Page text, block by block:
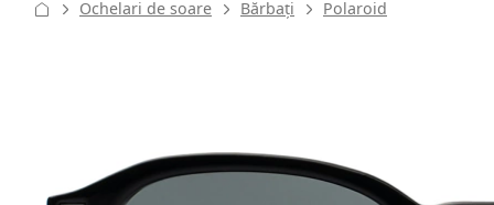
Ochelari de soare Bărbați Polaroid